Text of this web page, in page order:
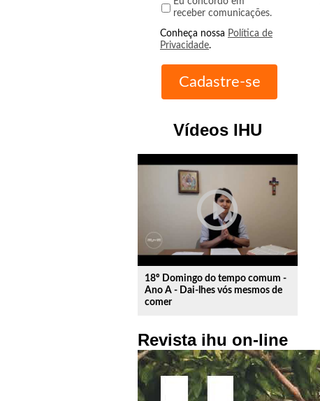
receber comunicações.
Conheça nossa Política de
Privacidade.
Vídeos IHU
play_circle_outline
18º Domingo do tempo comum -
Ano A - Dai-lhes vós mesmos de
comer
Revista ihu on-line